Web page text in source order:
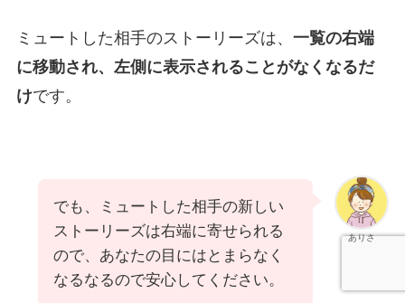
ミュートした相手のストーリーズは、 一覧の右端
に移動され、左側に表示されることがなくなるだ
けです。
ありさ
でも、ミュートした相手の新しい
ストーリーズは右端に寄せられる
ので、あなたの目にはとまらなく
なるなるので安心してください。